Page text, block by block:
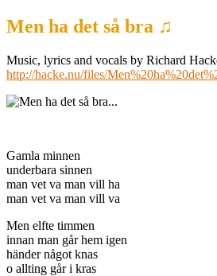
Men ha det så bra ♫
Music, lyrics and vocals by Richard
http://hacke.nu/files/
Gamla minnen
underbara sinnen
man vet va man vill ha
man vet va man vill va
Men elfte timmen
innan man går hem igen
händer något knas
o allting går i kras